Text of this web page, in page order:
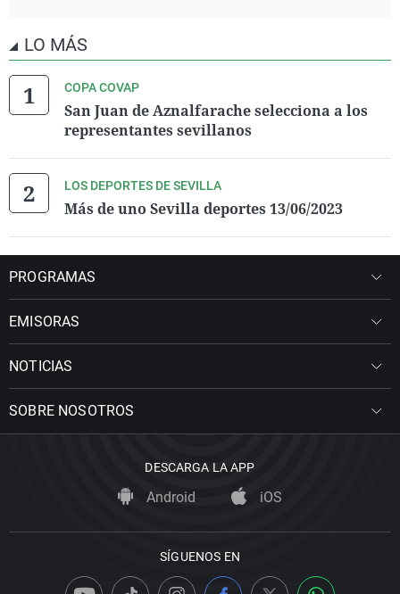
LO MÁS
COPA COVAP
San Juan de Aznalfarache selecciona a los
representantes sevillanos
LOS DEPORTES DE SEVILLA
Más de uno Sevilla deportes 13/06/2023
PROGRAMAS
EMISORAS
NOTICIAS
SOBRE NOSOTROS
DESCARGA LA APP
Android iOS
SÍGUENOS EN